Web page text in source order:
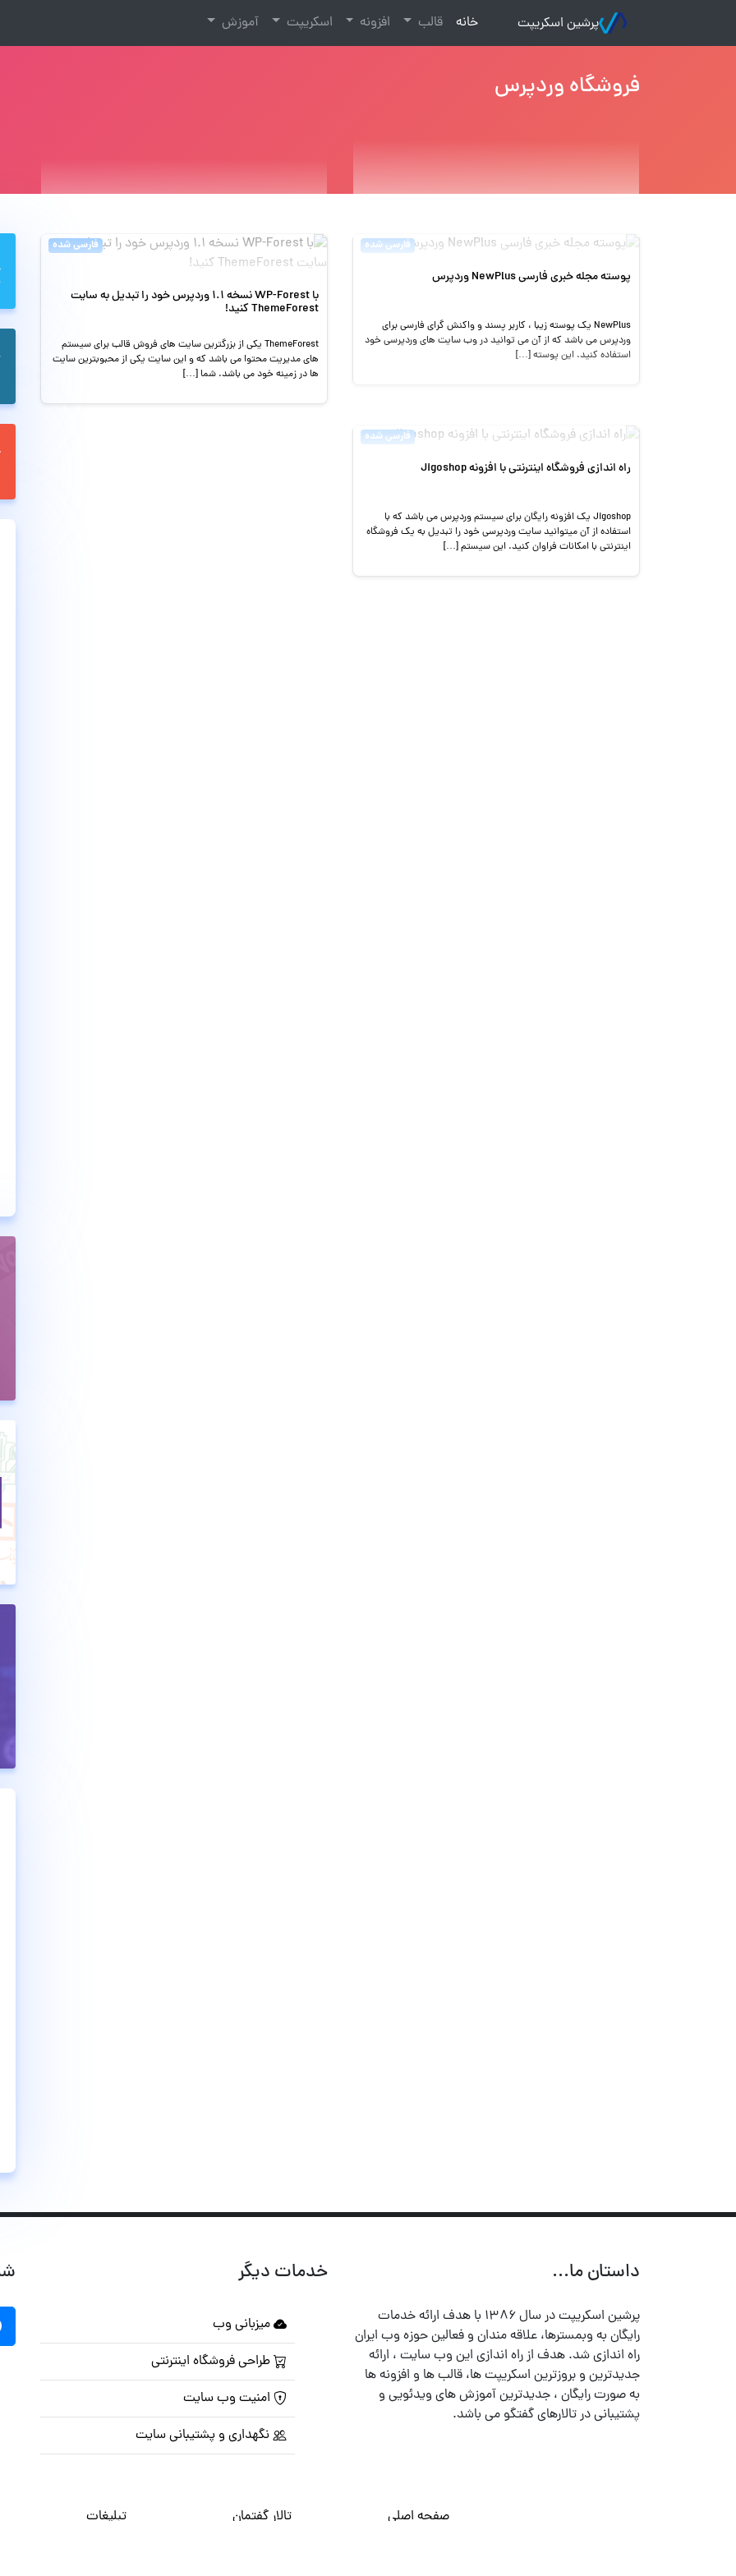
پرشین اسکریپت خانه
(current) قالب افزونه اسکریپت آموزش
فروشگاه وردپرس
فارسی شده
پوسته مجله خبری فارسی NewPlus وردپرس
NewPlus یک پوسته زیبا ، کاربر پسند و واکنش گرای فارسی برای
وردپرس می باشد که از آن می توانید در وب سایت های وردپرسی خود
استفاده کنید. این پوسته […]
فارسی شده
با WP-Forest نسخه 1.1 وردپرس خود را تبدیل به سایت
ThemeForest کنید!
ThemeForest یکی از بزرگترین سایت های فروش قالب برای سیستم
های مدیریت محتوا می باشد که و این سایت یکی از محبوبترین سایت
ها در زمینه خود می باشد. شما […]
فارسی شده
راه اندازی فروشگاه اینترنتی با افزونه Jigoshop
Jigoshop یک افزونه رایگان برای سیستم وردپرس می باشد که با
استفاده از آن میتوانید سایت وردپرسی خود را تبدیل به یک فروشگاه
اینترنتی با امکانات فراوان کنید. این سیستم […]
داستان ما...
پرشین اسکریپت در سال ۱۳۸۶ با هدف ارائه خدمات
رایگان به وبمسترها، علاقه مندان و فعالین حوزه وب ایران
راه اندازی شد. هدف از راه اندازی این وب سایت ، ارائه
جدیدترین و بروزترین اسکریپت ها، قالب ها و افزونه ها
به صورت رایگان ، جدیدترین آموزش های ویدئویی و
پشتیبانی در تالارهای گفتگو می باشد.
خدمات دیگر
میزبانی وب
طراحی فروشگاه اینترنتی
امنیت وب سایت
نگهداری و پشتیبانی سایت
صفحه اصلی تالار گفتمان تبلیغات